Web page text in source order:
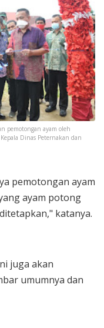
pemotongan ayam oleh
Dinas Peternakan dan
pemotongan ayam
ayam potong
katanya.
juga akan
umumnya dan